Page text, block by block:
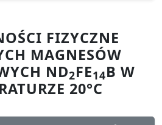
FIZYCZNE
MAGNESÓW
ND2FE14B W
20°C